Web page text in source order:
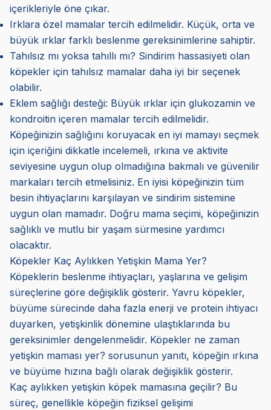
içerikleriyle öne çıkar.
Irklara özel mamalar tercih edilmelidir. Küçük, orta ve
büyük ırklar farklı beslenme gereksinimlerine sahiptir.
Tahılsız mı yoksa tahıllı mı? Sindirim hassasiyeti olan
köpekler için tahılsız mamalar daha iyi bir seçenek
olabilir.
Eklem sağlığı desteği: Büyük ırklar için glukozamin ve
kondroitin içeren mamalar tercih edilmelidir.
Köpeğinizin sağlığını koruyacak en iyi mamayı seçmek
için içeriğini dikkatle incelemeli, ırkına ve aktivite
seviyesine uygun olup olmadığına bakmalı ve güvenilir
markaları tercih etmelisiniz. En iyisi köpeğinizin tüm
besin ihtiyaçlarını karşılayan ve sindirim sistemine
uygun olan mamadır. Doğru mama seçimi, köpeğinizin
sağlıklı ve mutlu bir yaşam sürmesine yardımcı
olacaktır.
Köpekler Kaç Aylıkken Yetişkin Mama Yer?
Köpeklerin beslenme ihtiyaçları, yaşlarına ve gelişim
süreçlerine göre değişiklik gösterir. Yavru köpekler,
büyüme sürecinde daha fazla enerji ve protein ihtiyacı
duyarken, yetişkinlik dönemine ulaştıklarında bu
gereksinimler dengelenmelidir. Köpekler ne zaman
yetişkin maması yer? sorusunun yanıtı, köpeğin ırkına
ve büyüme hızına bağlı olarak değişiklik gösterir.
Kaç aylıkken yetişkin köpek mamasına geçilir? Bu
süreç, genellikle köpeğin fiziksel gelişimi